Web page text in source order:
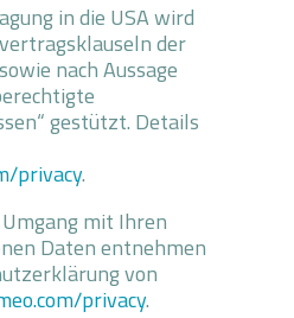
in die USA wird
der
nach Aussage
gestützt. Details
privacy.
mit Ihren
Daten entnehmen
von
privacy.